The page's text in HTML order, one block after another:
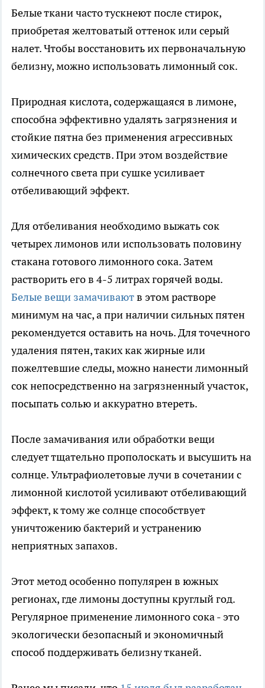
Белые ткани часто тускнеют после стирок,
приобретая желтоватый оттенок или серый
налет. Чтобы восстановить их первоначальную
белизну, можно использовать лимонный сок.
Природная кислота, содержащаяся в лимоне,
способна эффективно удалять загрязнения и
стойкие пятна без применения агрессивных
химических средств. При этом воздействие
солнечного света при сушке усиливает
отбеливающий эффект.
Для отбеливания необходимо выжать сок
четырех лимонов или использовать половину
стакана готового лимонного сока. Затем
растворить его в 4-5 литрах горячей воды.
Белые вещи замачиваютв этом растворе
минимум на час, а при наличии сильных пятен
рекомендуется оставить на ночь. Для точечного
удаления пятен, таких как жирные или
пожелтевшие следы, можно нанести лимонный
сок непосредственно на загрязненный участок,
посыпать солью и аккуратно втереть.
После замачивания или обработки вещи
следует тщательно прополоскать и высушить на
солнце. Ультрафиолетовые лучи в сочетании с
лимонной кислотой усиливают отбеливающий
эффект, к тому же солнце способствует
уничтожению бактерий и устранению
неприятных запахов.
Этот метод особенно популярен в южных
регионах, где лимоны доступны круглый год.
Регулярное применение лимонного сока - это
экологически безопасный и экономичный
способ поддерживать белизну тканей.